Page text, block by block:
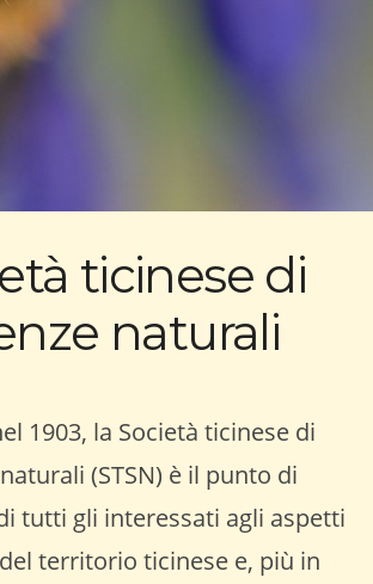
ticinese di
naturali
1903, la Società ticinese di
(STSN) è il punto di
tutti gli interessati agli aspetti
territorio ticinese e, più in